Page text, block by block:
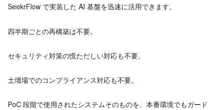
SeekrFlow で実装した AI 基盤を迅速に活用できます。
四半期ごとの再構築は不要。
セキュリティ対策の慌ただしい対応も不要。
土壇場でのコンプライアンス対応も不要。
PoC 段階で使用されたシステムそのものを、本番環境でもガード